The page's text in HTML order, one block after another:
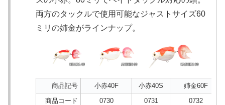
両方のタックルで使用可能なジャストサイズ60
ミリの姉金がラインナップ。
商品記号 小赤40F 小赤40S
姉金60F
商品コード
0730 0731
0732